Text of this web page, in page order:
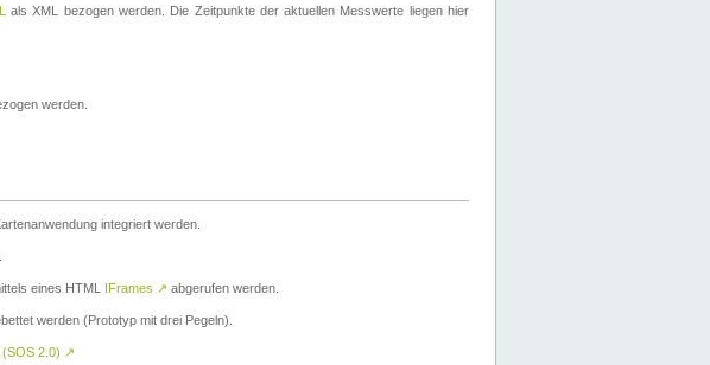
als XML bezogen werden. Die Zeitpunkte der aktuellen Messwerte liegen hier
werden.
integriert werden.
eines HTML IFrames ↗ abgerufen werden.
werden (Prototyp mit drei Pegeln).
2.0) ↗